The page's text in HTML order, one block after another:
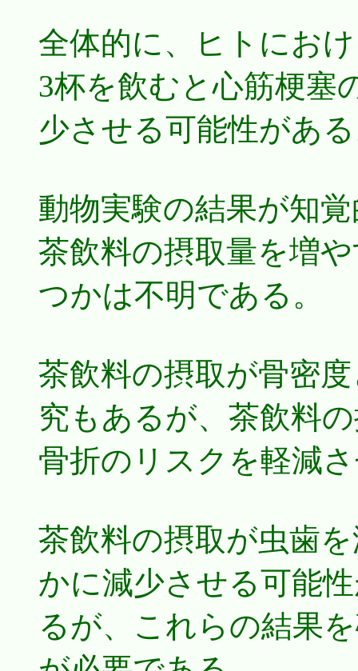
全体的に、ヒトにお
3杯を飲むと心筋梗塞
少させる可能性があ
動物実験の結果が知
茶飲料の摂取量を増
つかは不明である。
茶飲料の摂取が骨密
究もあるが、茶飲料
骨折のリスクを軽減
茶飲料の摂取が虫歯
かに減少させる可能
るが、これらの結果